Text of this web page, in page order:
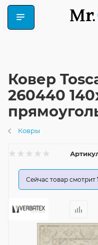
Ковер
260440
Ковры
Сейчас товар смотрит